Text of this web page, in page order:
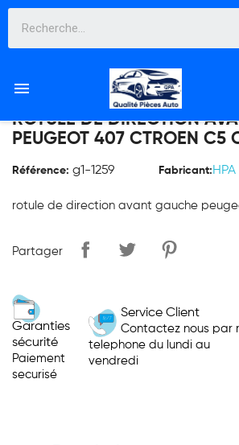

ROTULE DE DIRECTION
PEUGEOT 407 CTROEN C5
Référence: g1-1259 Fabricant: HPA
rotule de direction avant gauche
Partager
Garanties
sécurité
Paiement
securisé
Service Client
Contactez nous par
telephone du lundi au
vendredi